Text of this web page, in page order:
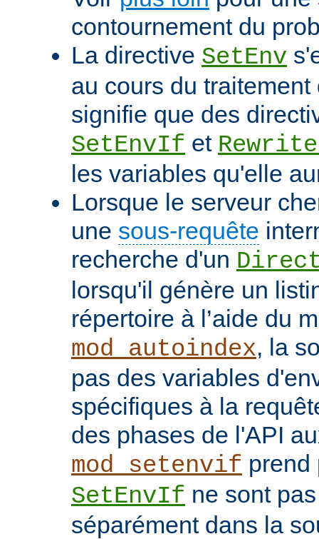
contournement du
La directive SetEnv
au cours du
signifie que des
SetEnvIf et
les variables qu'elle
Lorsque le serveur
une sous-requête
recherche d'un
lorsqu'il génère un
répertoire à l’aide du
mod_autoindex, la
pas des variables
spécifiques à la
des phases de l'API
mod_setenvif prend
SetEnvIf ne sont
séparément dans la